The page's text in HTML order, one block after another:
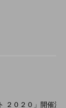
２０２０」開催